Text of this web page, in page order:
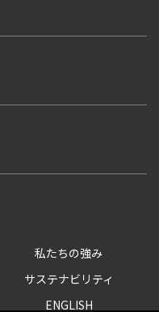
私たちの強み
サステナビリティ
ENGLISH